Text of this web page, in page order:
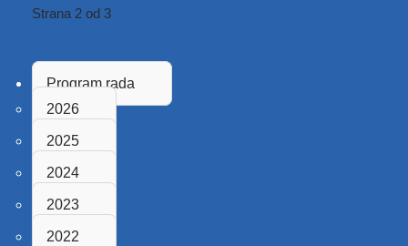
Strana 2 od 3
Program rada
2026
2025
2024
2023
2022